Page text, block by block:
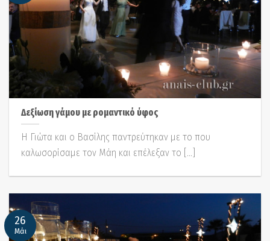
Δεξίωση γάμου με ρομαντικό ύφος
Η Γιώτα και ο Βασίλης παντρεύτηκαν με το που
καλωσορίσαμε τον Μάη και επέλεξαν το [...]
26
Μάι